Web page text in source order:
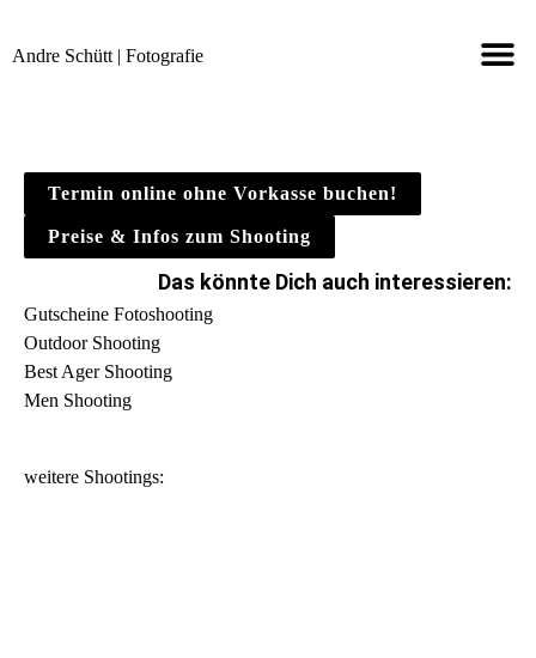
Andre Schütt | Fotografie
Termin online ohne Vorkasse buchen!
Preise & Infos zum Shooting
Das könnte Dich auch interessieren:
Gutscheine Fotoshooting
Outdoor Shooting
Best Ager Shooting
Men Shooting
weitere Shootings: